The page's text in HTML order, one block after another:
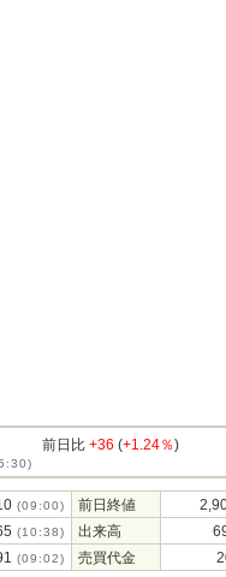
前日比 +36 (+1.24％)
(09:00) 前日終値
(10:38) 出来高
(09:02) 売買代金